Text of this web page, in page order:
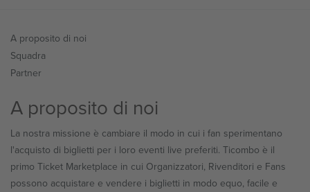
A proposito di noi
Squadra
Partner
A proposito di noi
La nostra missione è cambiare il modo in cui i fan sperimentano
l'acquisto di biglietti per i loro eventi live preferiti. Ticombo è il
primo Ticket Marketplace in cui Organizzatori, Rivenditori e Fans
possono acquistare e vendere i biglietti in modo equo, facile e